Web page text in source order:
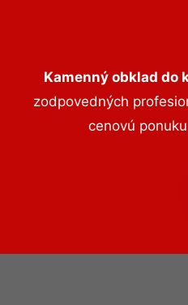
Kamenný obklad do
zodpovedných
cenovú